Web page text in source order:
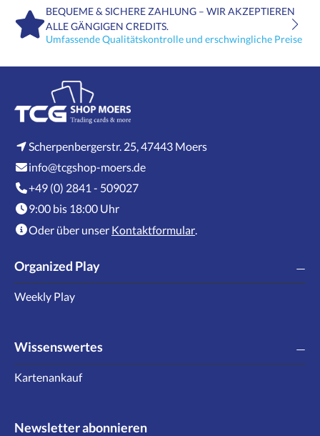
BEQUEME & SICHERE ZAHLUNG – WIR AKZEPTIEREN
ALLE GÄNGIGEN CREDITS.
Umfassende Qualitätskontrolle und erschwingliche Preise
Scherpenbergerstr. 25, 47443 Moers
info@tcgshop-moers.de
+49 (0) 2841 - 509027
9:00 bis 18:00 Uhr
Oder über unser Kontaktformular
Organized Play
Weekly Play
Wissenswertes
Kartenankauf
Newsletter abonnieren